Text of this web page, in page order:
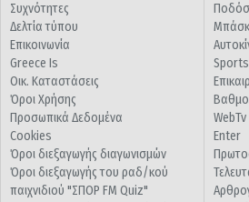
Συχνότητες
Δελτία τύπου
Επικοινωνία
Greece Is
Οικ. Καταστάσεις
Όροι Χρήσης
Προσωπικά Δεδομένα
Cookies
Όροι διεξαγωγής διαγωνισμών
Όροι διεξαγωγής του ραδ/κού
παιχνιδιού "ΣΠΟΡ FM Quiz"
Sports
WebTv
Enter